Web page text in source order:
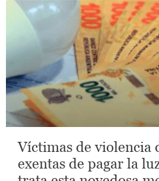
Víctimas de violencia
exentas de pagar la